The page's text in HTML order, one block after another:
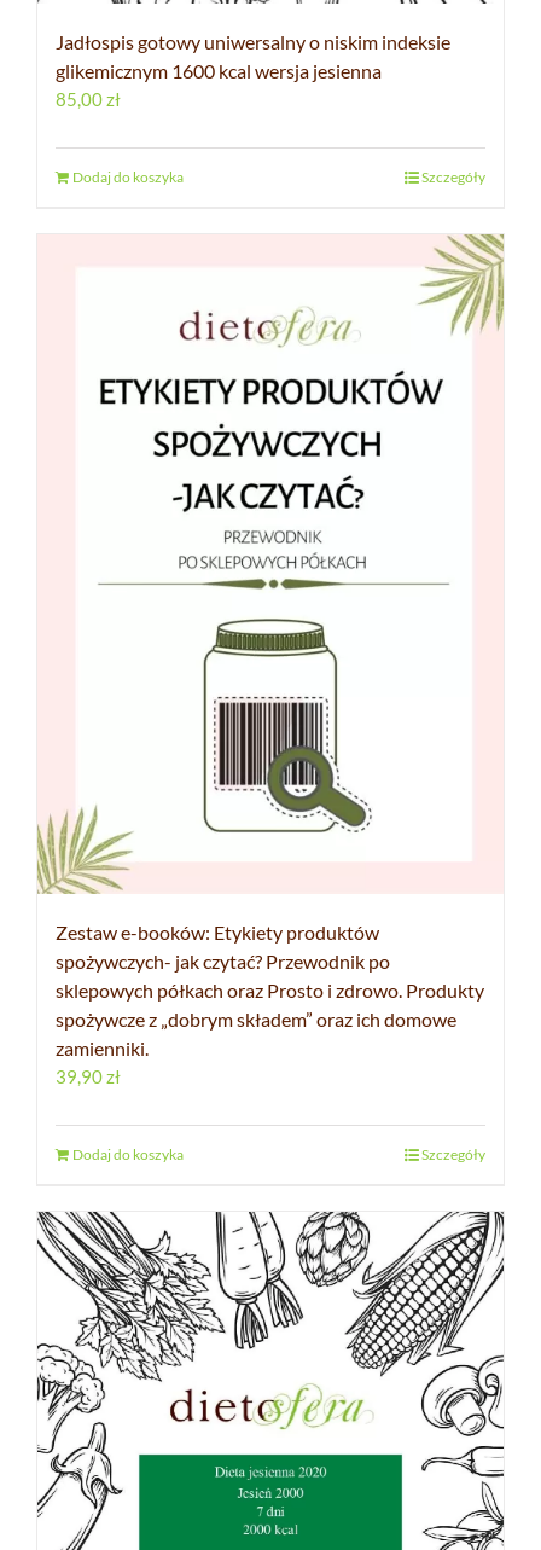
Jadłospis gotowy uniwersalny o niskim indeksie
glikemicznym 1600 kcal wersja jesienna
85,00zł
Dodaj do koszyka Szczegóły
Zestaw e-booków: Etykiety produktów
spożywczych- jak czytać? Przewodnik po
sklepowych półkach oraz Prosto i zdrowo. Produkty
spożywcze z „dobrym składem” oraz ich domowe
zamienniki.
39,90zł
Dodaj do koszyka Szczegóły